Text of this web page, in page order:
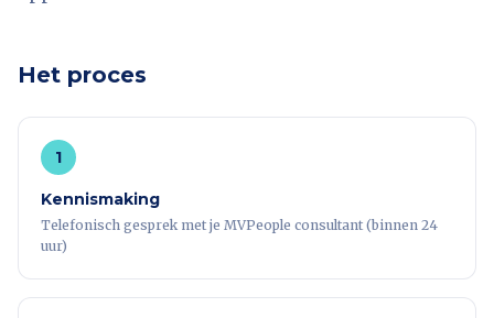
Het proces
1
Kennismaking
Telefonisch gesprek met je MVPeople consultant (binnen 24
uur)